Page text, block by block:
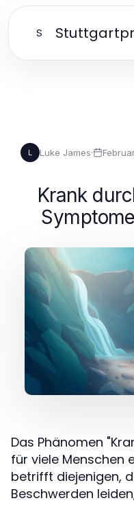
S
L Luke James·
Krank
Das Phänomen
für viele Menschen
betrifft diejenigen,
Beschwerden